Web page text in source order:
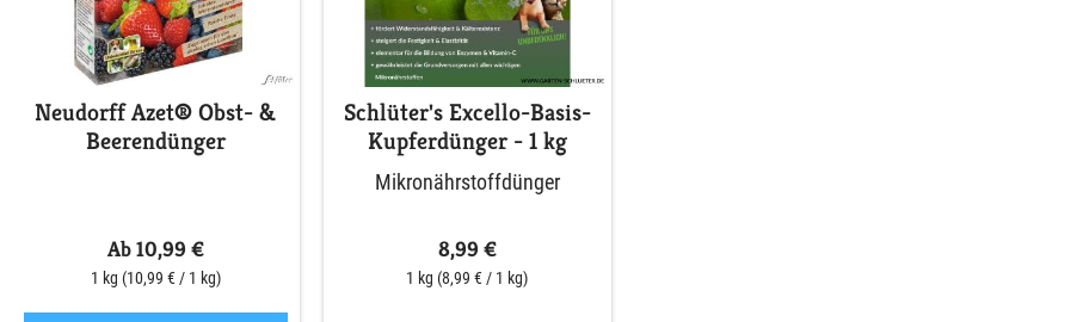
Neudorff Azet® Obst- &
Beerendünger
Ab 10,99 €
1 kg (10,99 € / 1 kg)
Schlüter's Excello-Basis-
Kupferdünger - 1 kg
Mikronährstoffdünger
8,99 €
1 kg (8,99 € / 1 kg)